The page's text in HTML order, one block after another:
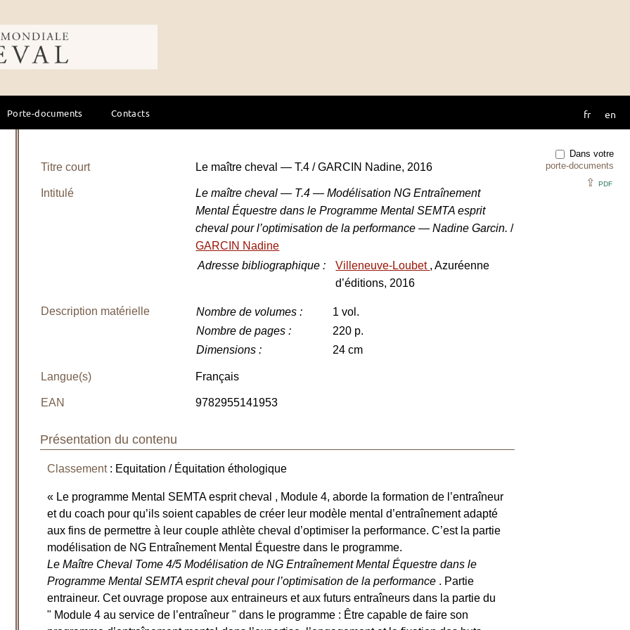
du cheval
Porte-documents Contacts fr en
Dans votre
porte-documents
⇪ PDF
Titre court Le maître cheval — T.4 / GARCIN Nadine, 2016
Intitulé
Le maître cheval — T.4 — Modélisation NG Entraînement
Mental Équestre dans le Programme Mental SEMTA esprit
cheval pour l’optimisation de la performance — Nadine Garcin./
GARCIN Nadine
Adresse bibliographique : Villeneuve-Loubet , Azuréenne
d’éditions, 2016
Description matérielle Nombre de volumes :
1 vol.
Nombre de pages :
220 p.
Dimensions : 24 cm
Langue(s) Français
EAN 9782955141953
Présentation du contenu
Classement: Equitation / Équitation éthologique
« Le programme Mental SEMTA esprit cheval , Module 4, aborde la formation de l’entraîneur
et du coach pour qu’ils soient capables de créer leur modèle mental d’entraînement adapté
aux fins de permettre à leur couple athlète cheval d’optimiser la performance. C’est la partie
modélisation de NG Entraînement Mental Équestre dans le programme.
Le Maître Cheval Tome 4/5 Modélisation de NG Entraînement Mental Équestre dans le
Programme Mental SEMTA esprit cheval pour l’optimisation de la performance . Partie
entraineur. Cet ouvrage propose aux entraineurs et aux futurs entraîneurs dans la partie du
" Module 4 au service de l’entraîneur " dans le programme : Être capable de faire son